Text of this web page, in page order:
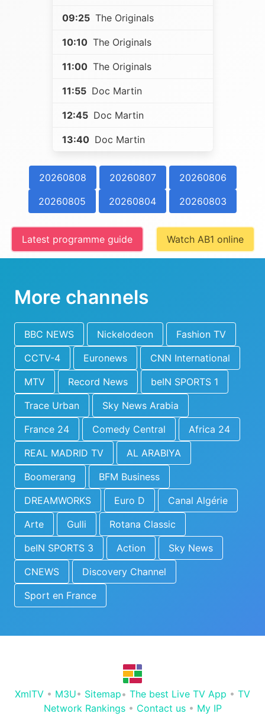
09:25 The Originals
10:10 The Originals
11:00 The Originals
11:55 Doc Martin
12:45 Doc Martin
13:40 Doc Martin
20260808 20260807
20260806
20260805
20260804 20260803
Latest programme guide Watch AB1 online
More channels
BBC NEWS Nickelodeon
Fashion TV
CCTV-4
Euronews
CNN International
MTV
Record News
beIN SPORTS 1
Trace Urban
Sky News Arabia
France 24
Comedy Central
Africa 24
REAL MADRID TV
AL ARABIYA
Boomerang
BFM Business
DREAMWORKS
Euro D
Canal Algérie
Arte
Gulli
Rotana Classic
beIN SPORTS 3
Action
Sky News
CNEWS
Discovery Channel
Sport en France
XmlTV • M3U• Sitemap• The best Live TV App • TV
Network Rankings• Contact us• My IP